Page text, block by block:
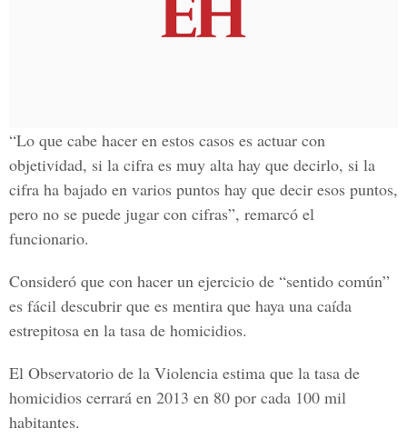
“Lo que cabe hacer en estos casos es actuar con
objetividad, si la cifra es muy alta hay que decirlo, si la
cifra ha bajado en varios puntos hay que decir esos puntos,
pero no se puede jugar con cifras”, remarcó el
funcionario.
Consideró que con hacer un ejercicio de “sentido común”
es fácil descubrir que es mentira que haya una caída
estrepitosa en la tasa de homicidios.
El Observatorio de la Violencia estima que la tasa de
homicidios cerrará en 2013 en 80 por cada 100 mil
habitantes.